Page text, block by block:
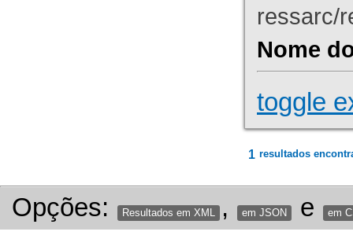
ressarc/
Nome
toggle
1 resultados
Opções: Resultados em XML , em JSON e em